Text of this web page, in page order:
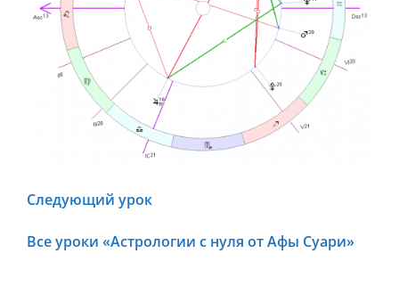
Следующий урок
Все уроки «Астрологии с нуля от Афы Суари»